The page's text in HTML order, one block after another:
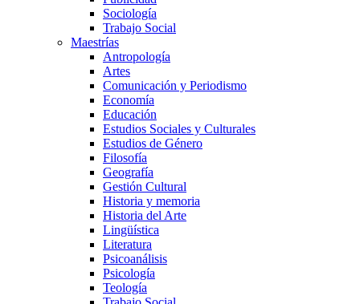
Sociología
Trabajo Social
Maestrías
Antropología
Artes
Comunicación y Periodismo
Economía
Educación
Estudios Sociales y Culturales
Estudios de Género
Filosofía
Geografía
Gestión Cultural
Historia y memoria
Historia del Arte
Lingüística
Literatura
Psicoanálisis
Psicología
Teología